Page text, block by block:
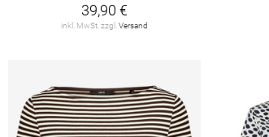
39,90 €
inkl. MwSt. zzgl. Versand